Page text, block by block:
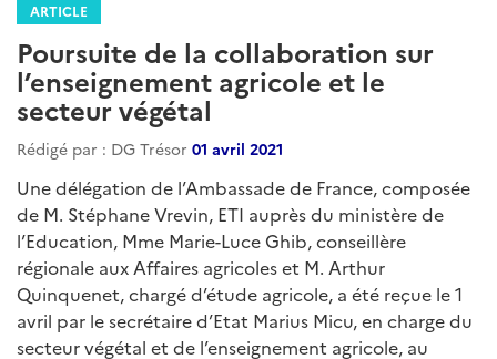
ARTICLE
Poursuite de la collaboration sur
l’enseignement agricole et le
secteur végétal
Rédigé par : DG Trésor 01 avril 2021
Une délégation de l’Ambassade de France, composée
de M. Stéphane Vrevin, ETI auprès du ministère de
l’Education, Mme Marie-Luce Ghib, conseillère
régionale aux Affaires agricoles et M. Arthur
Quinquenet, chargé d’étude agricole, a été reçue le 1
avril par le secrétaire d’Etat Marius Micu, en charge du
secteur végétal et de l’enseignement agricole, au